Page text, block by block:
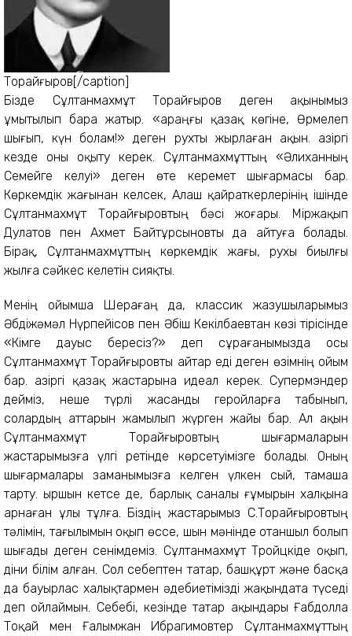
Торайғыров[/caption]
Бізде Сұлтанмахмұт Торайғыров деген ақынымыз
ұмытылып бара жатыр. «Қараңғы қазақ көгіне, Өрмелеп
шығып, күн болам!» деген рухты жырлаған ақын. Қазіргі
кезде оны оқыту керек. Сұлтанмахмұттың «Әлиханның
Семейге келуі» деген өте керемет шығармасы бар.
Көркемдік жағынан келсек, Алаш қайраткерлерінің ішінде
Сұлтанмахмұт Торайғыровтың бәсі жоғары. Міржақып
Дулатов пен Ахмет Байтұрсыновты да айтуға болады.
Бірақ, Сұлтанмахмұттың көркемдік жағы, рухы биылғы
жылға сәйкес келетін сияқты.
Менің ойымша Шерағаң да, классик жазушыларымыз
Әбдіжәмәл Нүрпейісов пен Әбіш Кекілбаевтан көзі тірісінде
«Кімге дауыс бересіз?» деп сұрағанымызда осы
Сұлтанмахмұт Торайғыровты айтар еді деген өзімнің ойым
бар. Қазіргі қазақ жастарына идеал керек. Супермэндер
дейміз, неше түрлі жасанды геройларға табынып,
солардың аттарын жамылып жүрген жайы бар. Ал ақын
Сұлтанмахмұт Торайғыровтың шығармаларын
жастарымызға үлгі ретінде көрсетуімізге болады. Оның
шығармалары заманымызға келген үлкен сый, тамаша
тарту. Қыршын кетсе де, барлық саналы ғұмырын халқына
арнаған ұлы тұлға. Біздің жастарымыз С.Торайғыровтың
тәлімін, тағылымын оқып өссе, шын мәнінде отаншыл болып
шығады деген сенімдеміз. Сұлтанмахмұт Тройцкіде оқып,
діни білім алған. Сол себептен татар, башқұрт және басқа
да бауырлас халықтармен әдебиетімізді жақындата түседі
деп ойлаймын. Себебі, кезінде татар ақындары Ғабдолла
Тоқай мен Ғалымжан Ибрагимовтер Сұлтанмахмұттың